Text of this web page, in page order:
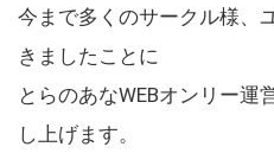
今まで多くのサークル様、
きましたことに
とらのあなWEBオンリー運
し上げます。